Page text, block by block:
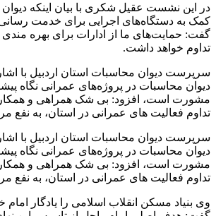
در این نشست عقیل شکری با بیان اینکه دیوان
کمک به دستگاه‌های اجرایی برای خدمت
گفت: حمایت‌های ما از ادارات برای بهره‌
تداوم خواهد داشت.
سرپرست دیوان محاسبات استان اردبیل با
دیوان محاسبات در پروژه‌های عمرانی نگاه
مشورت است، افزود: بی شک همراهی و
تداوم فعالیت های عمرانی در استان، به نفع
سرپرست دیوان محاسبات استان اردبیل با
دیوان محاسبات در پروژه‌های عمرانی نگاه
مشورت است، افزود: بی شک همراهی و
تداوم فعالیت های عمرانی در استان، به نفع
وی بنیاد مسکن انقلاب اسلامی را یادگار